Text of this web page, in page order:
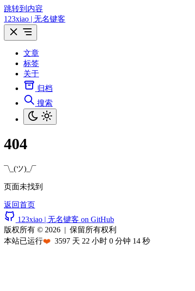
跳转到内容
123xiao | 无名键客
文章
标签
关于
归档
搜索
404
¯\_(ツ)_/¯
页面未找到
返回首页
123xiao | 无名键客 on GitHub
版权所有 © 2026 | 保留所有权利
本站已运行❤️ 3597 天 22 小时 0 分钟 14 秒